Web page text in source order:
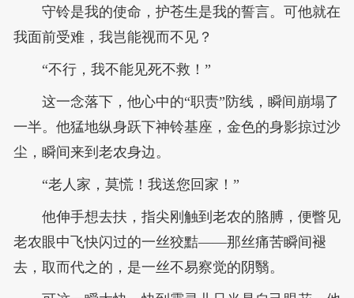
守铃是我的使命，护苍生是我的誓言。可他就在
我面前受难，我岂能视而不见？
“不行，我不能见死不救！”
这一念落下，他心中的“职责”防线，瞬间崩塌了
一半。他猛地纵身跃下神铃基座，金色的身影掠过沙
尘，瞬间来到老农身边。
“老人家，莫慌！我送您回家！”
他伸手想去扶，指尖刚触到老农的胳膊，便瞥见
老农眼中飞快闪过的一丝狡黠——那丝痛苦瞬间褪
去，取而代之的，是一丝不易察觉的阴翳。